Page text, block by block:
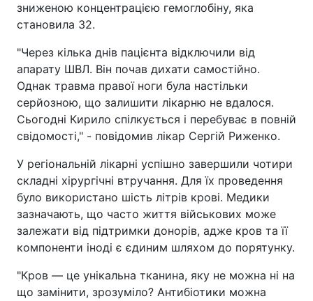
зниженою концентрацією гемоглобіну, яка
становила 32.
"Через кілька днів пацієнта відключили від
апарату ШВЛ. Він почав дихати самостійно.
Однак травма правої ноги була настільки
серйозною, що залишити лікарню не вдалося.
Сьогодні Кирило спілкується і перебуває в повній
свідомості," - повідомив лікар Сергій Риженко.
У регіональній лікарні успішно завершили чотири
складні хірургічні втручання. Для їх проведення
було використано шість літрів крові. Медики
зазначають, що часто життя військових може
залежати від підтримки донорів, адже кров та її
компоненти іноді є єдиним шляхом до порятунку.
"Кров — це унікальна тканина, яку не можна ні на
що замінити, зрозуміло? Антибіотики можна